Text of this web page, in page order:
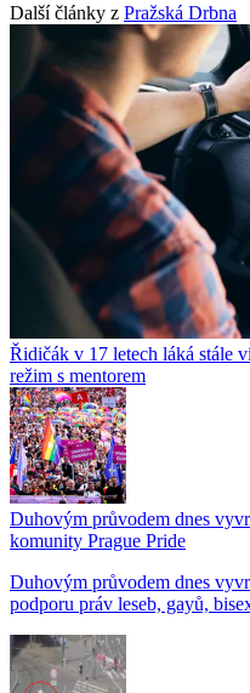
Další články z Pražská Drbna
Řidičák v 17 letech láká stále
režim s mentorem
Duhovým průvodem dnes
komunity Prague Pride
Duhovým průvodem dnes
podporu práv leseb, gayů,